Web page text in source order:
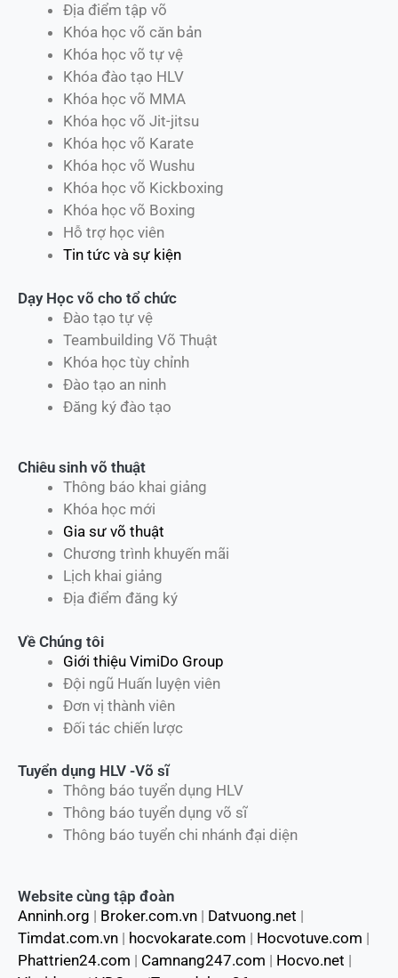
Địa điểm tập võ
Khóa học võ căn bản
Khóa học võ tự vệ
Khóa đào tạo HLV
Khóa học võ MMA
Khóa học võ Jit-jitsu
Khóa học võ Karate
Khóa học võ Wushu
Khóa học võ Kickboxing
Khóa học võ Boxing
Hỗ trợ học viên
Tin tức và sự kiện
Dạy Học võ cho tổ chức
Đào tạo tự vệ
Teambuilding Võ Thuật
Khóa học tùy chỉnh
Đào tạo an ninh
Đăng ký đào tạo
Chiêu sinh võ thuật
Thông báo khai giảng
Khóa học mới
Gia sư võ thuật
Chương trình khuyến mãi
Lịch khai giảng
Địa điểm đăng ký
Về Chúng tôi
Giới thiệu VimiDo Group
Đội ngũ Huấn luyện viên
Đơn vị thành viên
Đối tác chiến lược
Tuyển dụng HLV -Võ sĩ
Thông báo tuyển dụng HLV
Thông báo tuyển dụng võ sĩ
Thông báo tuyển chi nhánh đại diện
Website cùng tập đoàn
Anninh.org | Broker.com.vn | Datvuong.net |
Timdat.com.vn | hocvokarate.com | Hocvotuve.com |
Phattrien24.com | Camnang247.com | Hocvo.net |